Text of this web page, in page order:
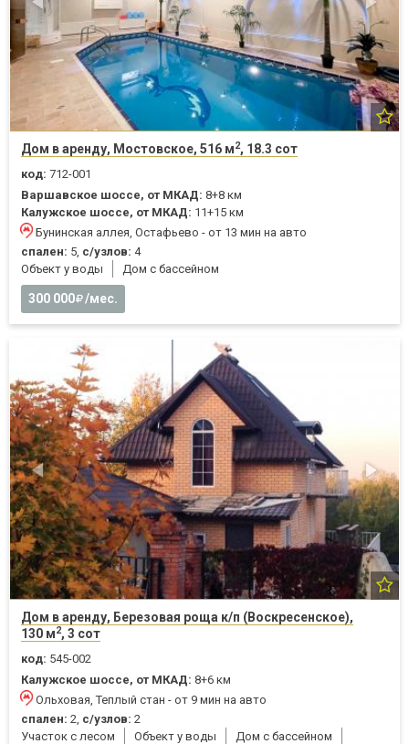
Дом в аренду, Мостовское, 516 м2, 18.3 сот
код: 712-001
Варшавское шоссе, от МКАД: 8+8 км
Калужское шоссе, от МКАД: 11+15 км
Бунинская аллея, Остафьево - от 13 мин на авто
спален: 5, с/узлов: 4
Объект у воды
Дом с бассейном
300 000 /мес.
Дом в аренду, Березовая роща к/п (Воскресенское),
130 м2, 3 сот
код: 545-002
Калужское шоссе, от МКАД: 8+6 км
Ольховая, Теплый стан - от 9 мин на авто
спален: 2, с/узлов: 2
Участок с лесом
Объект у воды
Дом с бассейном